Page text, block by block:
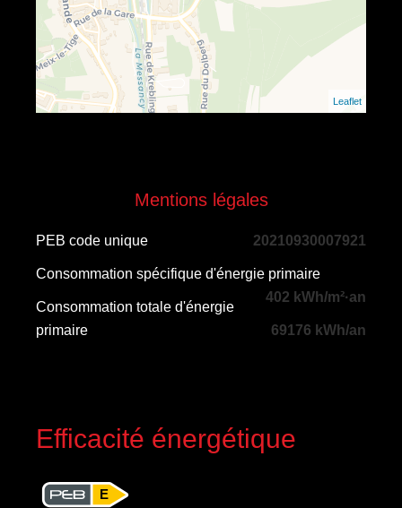
Leaflet
Mentions légales
PEB code unique 20210930007921
Consommation spécifique d'énergie primaire
402 kWh/m²·an
Consommation totale d'énergie
primaire
69176 kWh/an
Efficacité énergétique
E